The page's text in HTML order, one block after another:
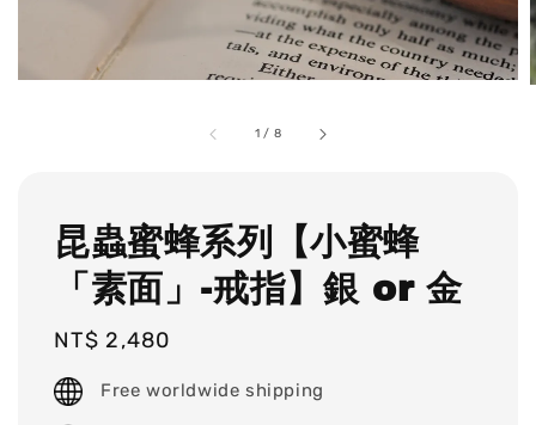
1 / 8
昆蟲蜜蜂系列【小蜜蜂
「素面」-戒指】銀 or 金
Regular
price
NT$ 2,480
Free worldwide shipping